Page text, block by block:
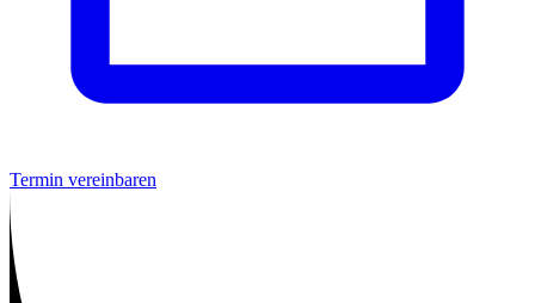
Termin vereinbaren